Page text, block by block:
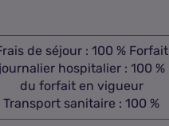
de séjour : 100 % Forfait
journalier hospitalier : 100 %
du forfait en vigueur
Transport sanitaire : 100 %